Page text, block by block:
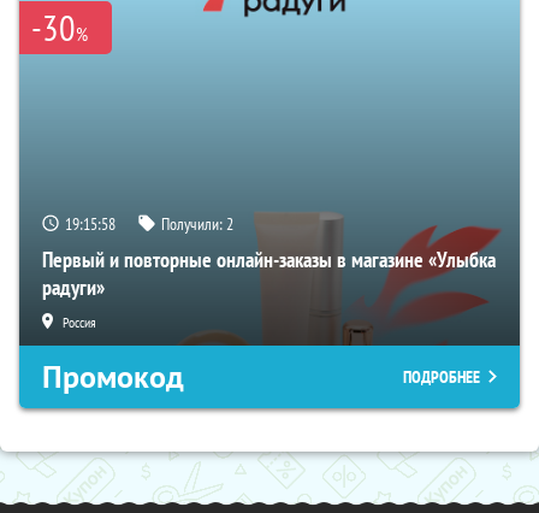
-30%
19:15:57 Получили:2
Первый и повторные онлайн-заказы в магазине «Улыбка
радуги»
Россия
Промокод ПОДРОБНЕЕ